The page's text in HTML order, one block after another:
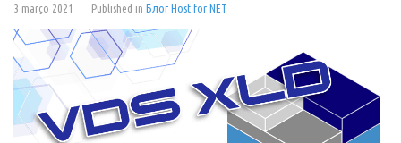
3 março 2021 Published in Блог Host for NET